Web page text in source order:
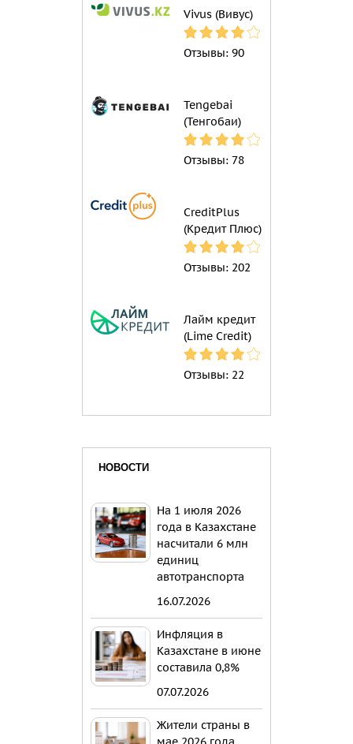
Vivus (Вивус)
Отзывы: 90
Tengebai
(Тенгобаи)
Отзывы: 78
CreditPlus
(Кредит Плюс)
Отзывы: 202
Лайм кредит
(Lime Credit)
Отзывы: 22
НОВОСТИ
На 1 июля 2026
года в Казахстане
насчитали 6 млн
единиц
автотранспорта
16.07.2026
Инфляция в
Казахстане в июне
составила 0,8%
07.07.2026
Жители страны в